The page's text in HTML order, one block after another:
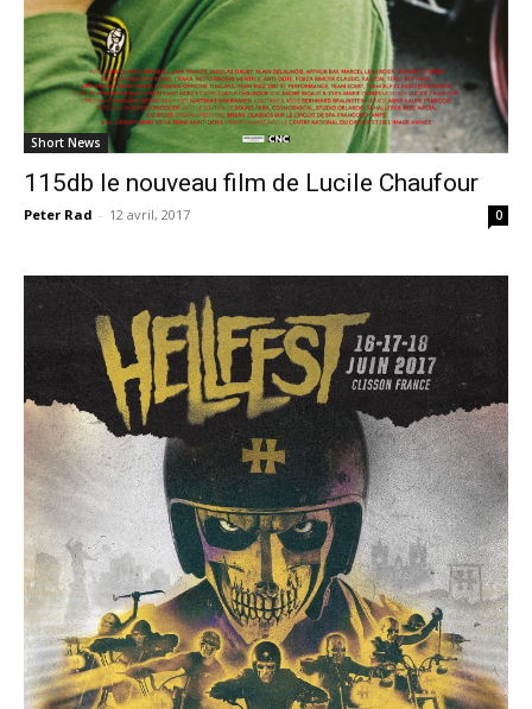
Short News
115db le nouveau film de Lucile Chaufour
Peter Rad - 12 avril, 2017 0